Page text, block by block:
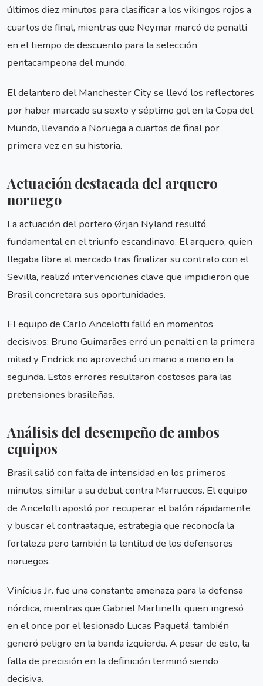
últimos diez minutos para clasificar a los vikingos rojos a
cuartos de final, mientras que Neymar marcó de penalti
en el tiempo de descuento para la selección
pentacampeona del mundo.
El delantero del Manchester City se llevó los reflectores
por haber marcado su sexto y séptimo gol en la Copa del
Mundo, llevando a Noruega a cuartos de final por
primera vez en su historia.
Actuación destacada del arquero
noruego
La actuación del portero Ørjan Nyland resultó
fundamental en el triunfo escandinavo. El arquero, quien
llegaba libre al mercado tras finalizar su contrato con el
Sevilla, realizó intervenciones clave que impidieron que
Brasil concretara sus oportunidades.
El equipo de Carlo Ancelotti falló en momentos
decisivos: Bruno Guimarães erró un penalti en la primera
mitad y Endrick no aprovechó un mano a mano en la
segunda. Estos errores resultaron costosos para las
pretensiones brasileñas.
Análisis del desempeño de ambos
equipos
Brasil salió con falta de intensidad en los primeros
minutos, similar a su debut contra Marruecos. El equipo
de Ancelotti apostó por recuperar el balón rápidamente
y buscar el contraataque, estrategia que reconocía la
fortaleza pero también la lentitud de los defensores
noruegos.
Vinícius Jr. fue una constante amenaza para la defensa
nórdica, mientras que Gabriel Martinelli, quien ingresó
en el once por el lesionado Lucas Paquetá, también
generó peligro en la banda izquierda. A pesar de esto, la
falta de precisión en la definición terminó siendo
decisiva.